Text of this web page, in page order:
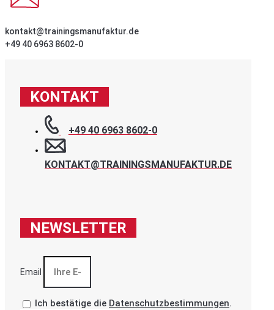
kontakt@trainingsmanufaktur.de
+49 40 6963 8602-0
KONTAKT
+49 40 6963 8602-0
KONTAKT@TRAININGSMANUFAKTUR.DE
NEWSLETTER
Email
Ich bestätige die Datenschutzbestimmungen.